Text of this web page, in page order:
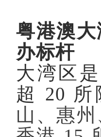
粤港澳
办标杆
大湾区
超
20 所
山、惠